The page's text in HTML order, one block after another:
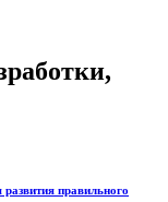
правильного